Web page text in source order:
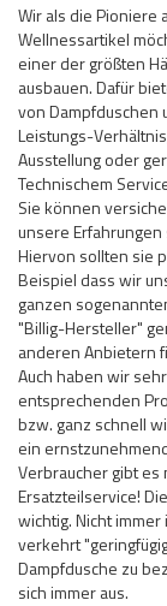
Wir als die Pioniere
Wellnessartikel
einer der größten
ausbauen. Dafür
von Dampfduschen
Leistungs-
Ausstellung oder
Technischem
Sie können
unsere
Hiervon sollten sie
Beispiel dass wir
ganzen
"Billig-Hersteller"
anderen Anbietern
Auch haben wir
entsprechenden
bzw. ganz schnell
ein
Verbraucher gibt
Ersatzteilservice!
wichtig. Nicht immer
verkehrt
Dampfdusche zu
sich immer aus.